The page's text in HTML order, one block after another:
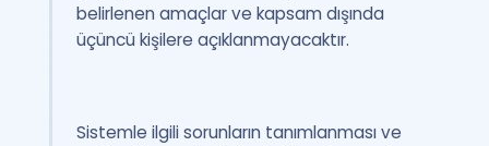
belirlenen amaçlar ve kapsam dışında
üçüncü kişilere açıklanmayacaktır.
Sistemle ilgili sorunların tanımlanması ve